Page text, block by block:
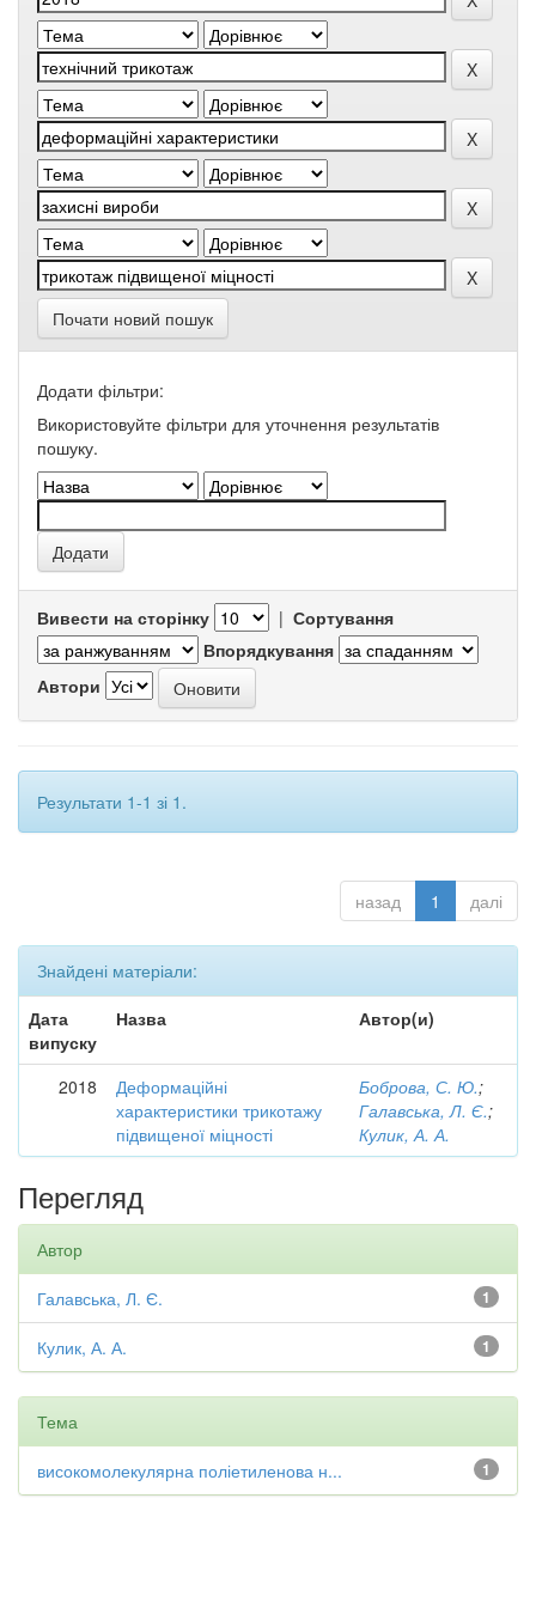
Почати новий пошук
Додати фільтри:
Використовуйте фільтри для уточнення результатів
пошуку.
Вивести на сторінку | Сортування
Впорядкування
Автори
Результати 1-1 зі 1.
назад 1 далі
Знайдені матеріали:
Дата
випуску
Назва Автор(и)
2018
Деформаційні
характеристики трикотажу
підвищеної міцності
Боброва, С. Ю.;
Галавська, Л. Є.;
Кулик, А. А.
Перегляд
Автор
1
Галавська, Л. Є.
1
Кулик, А. А.
Тема
1
високомолекулярна поліетиленова н...